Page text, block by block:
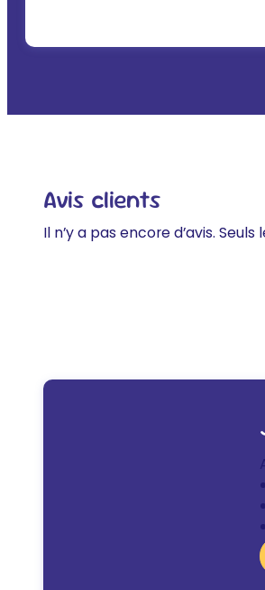
Avis clients
Il n’y a pas encore d’avis.